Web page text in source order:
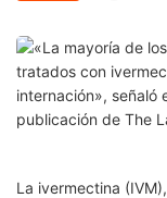
La ivermectina